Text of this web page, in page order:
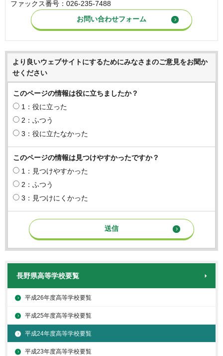
ファックス番号：026-235-7488
より良いウェブサイトにするためにみなさまのご意見をお聞か
せください
このページの情報は役に立ちましたか？
1：役に立った
2：ふつう
3：役に立たなかった
このページの情報は見つけやすかったですか？
1：見つけやすかった
2：ふつう
3：見つけにくかった
長野県高等学校要覧
平成26年度高等学校要覧
平成25年度高等学校要覧
平成24年度高等学校要覧
平成23年度高等学校要覧